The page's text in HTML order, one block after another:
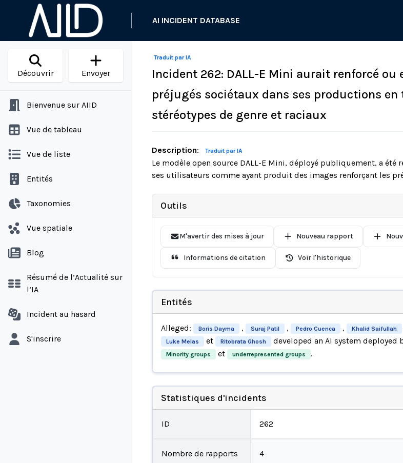
AI INCIDENT DATABASE
Découvrir Envoyer
Bienvenue sur AIID
Vue de tableau
Vue de liste
Entités
Taxonomies
Vue spatiale
Blog
Résumé de l’Actualité sur
l’IA
Incident au hasard
S'inscrire
Traduit par IA
Incident 262: DALL-E Mini aurait renforcé ou
préjugés sociétaux dans ses productions en
stéréotypes de genre et raciaux
Description: Traduit par IA
Le modèle open source DALL-E Mini, déployé publiquement, a été
ses utilisateurs comme ayant produit des images renforçant les
Outils
M'avertir des mises à jour Nouveau rapport
Informations de citation Voir l'historique
Entités
Alleged: Boris Dayma , Suraj Patil , Pedro Cuenca , Khalid Saifullah
Luke Melas et Ritobrata Ghosh developed an AI system deployed
Minority groups et underrepresented groups .
Statistiques d'incidents
ID 262
Nombre de rapports 4